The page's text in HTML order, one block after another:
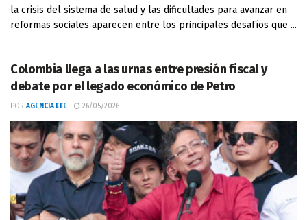
la crisis del sistema de salud y las dificultades para avanzar en
reformas sociales aparecen entre los principales desafíos que ...
Colombia llega a las urnas entre presión fiscal y
debate por el legado económico de Petro
POR AGENCIA EFE 26/05/2026